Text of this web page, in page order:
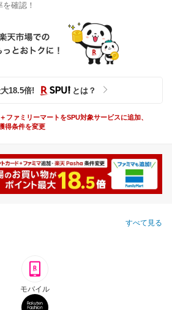
確認！
18.5倍! とは？
ファミリーマートをSPU対象サービスに追加、
得条件を変更
すべて見る
モバイル